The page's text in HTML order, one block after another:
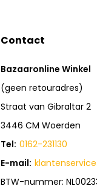
Contact
Bazaaronline Winkel
(geen retouradres)
Straat van Gibraltar 2
3446 CM Woerden
Tel: 0162-231130
E-mail:
BTW-nummer: